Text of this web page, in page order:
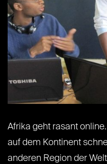
Afrika geht rasant
auf dem Kontinent
anderen Region der